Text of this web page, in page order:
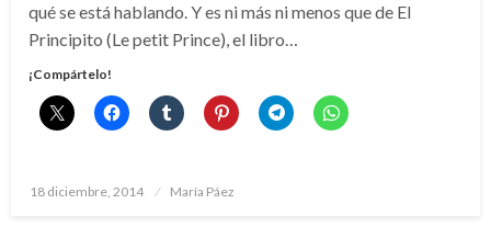
qué se está hablando. Y es ni más ni menos que de El
Principito (Le petit Prince), el libro…
¡Compártelo!
Publicado
18 diciembre, 2014 María Páez